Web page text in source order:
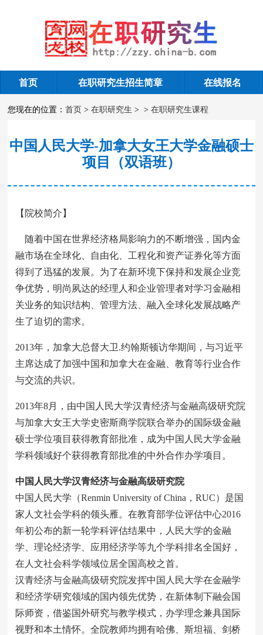
在职研究生课程
首页 在职研究生招生简章 在线报名
您现在的位置：首页 >在职研究生 > >在职研究生课程
中国人民大学-加拿大女王大学金融硕士
项目（双语班）
【院校简介】
随着中国在世界经济格局影响力的不断增强，国内金
融市场在全球化、自由化、工程化和资产证券化等方面
得到了迅猛的发展。为了在新环境下保持和发展企业竞
争优势，明尚夙达的经理人和企业管理者对学习金融相
关业务的知识结构、管理方法、融入全球化发展战略产
生了迫切的需求。
2013年，加拿大总督大卫.约翰斯顿访华期间，与习近平
主席达成了加强中国和加拿大在金融、教育等行业合作
与交流的共识。
2013年8月，由中国人民大学汉青经济与金融高级研究院
与加拿大女王大学史密斯商学院联合举办的国际级金融
硕士学位项目获得教育部批准，成为中国人民大学金融
学科领域好个获得教育部批准的中外合作办学项目。
中国人民大学汉青经济与金融高级研究院
中国人民大学（Renmin University of China，RUC）是国
家人文社会学科的领头雁。在教育部学位评估中心2016
年初公布的新一轮学科评估结果中，人民大学的金融
学、理论经济学、应用经济学等九个学科排名全国好，
在人文社会科学领域位居全国高校之首。
汉青经济与金融高级研究院发挥中国人民大学在金融学
和经济学研究领域的国内领先优势，在新体制下融会国
际师资，借鉴国外研究与教学模式，办学理念兼具国际
视野和本土情怀。全院教师均拥有哈佛、斯坦福、剑桥